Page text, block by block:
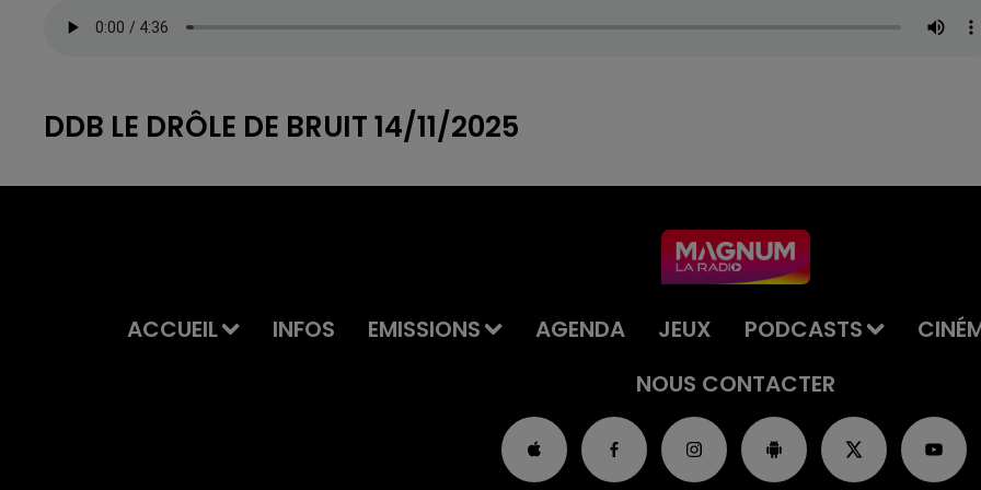
DDB LE DRÔLE DE BRUIT 14/11/2025
ACCUEIL INFOS EMISSIONS AGENDA JEUX PODCASTS
NOUS CONTACTER